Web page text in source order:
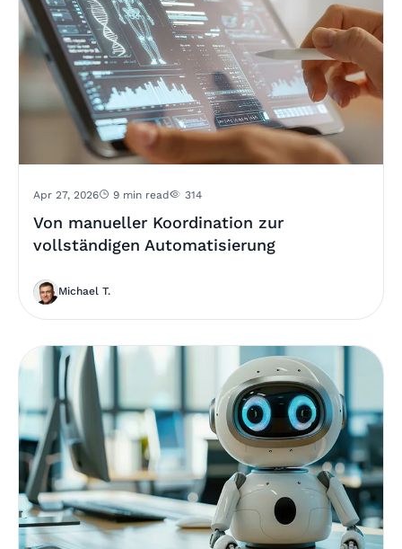
Apr 27, 2026 9 min read 314
Von manueller Koordination zur
vollständigen Automatisierung
Michael T.